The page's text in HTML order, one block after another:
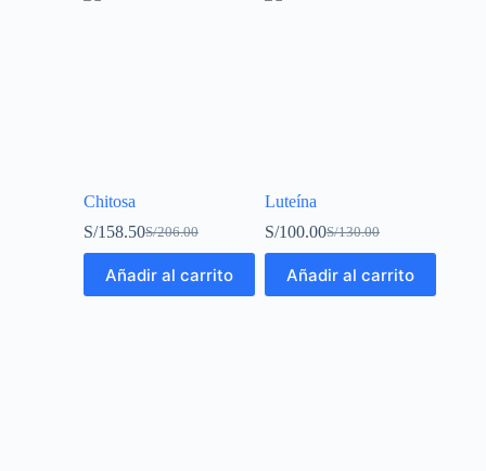
Chitosa
S/206.00
S/158.50
Añadir al carrito
Luteína
S/130.00
S/100.00
Añadir al carrito